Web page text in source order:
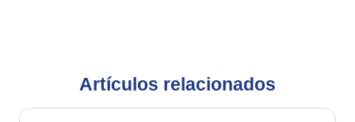
Artículos relacionados